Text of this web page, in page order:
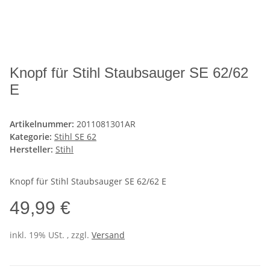
Knopf für Stihl Staubsauger SE 62/62
E
Artikelnummer: 2011081301AR
Kategorie: Stihl SE 62
Hersteller: Stihl
Knopf für Stihl Staubsauger SE 62/62 E
49,99 €
inkl. 19% USt. , zzgl. Versand